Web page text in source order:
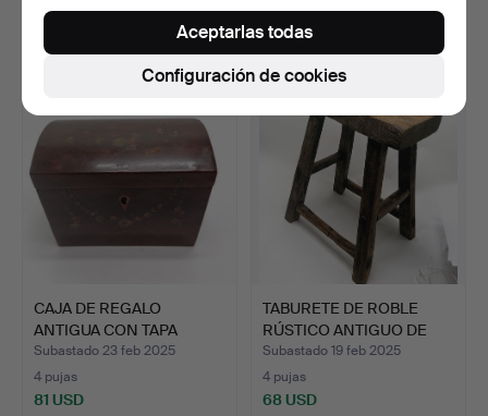
1 puja
1 puja
34 USD
CAJA DE REGALO
ANTIGUA CON TAPA
ABOVEDADA …
Subastado 23 feb 2025
4 pujas
81 USD
TABURETE DE ROBLE
RÚSTICO ANTIGUO DE
ESTIL…
Subastado 19 feb 2025
4 pujas
68 USD
Configuración de cookies
Aceptarlas todas